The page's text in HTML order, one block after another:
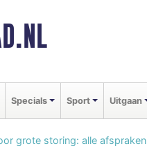
Specials Sport Uitgaan
grote storing: alle